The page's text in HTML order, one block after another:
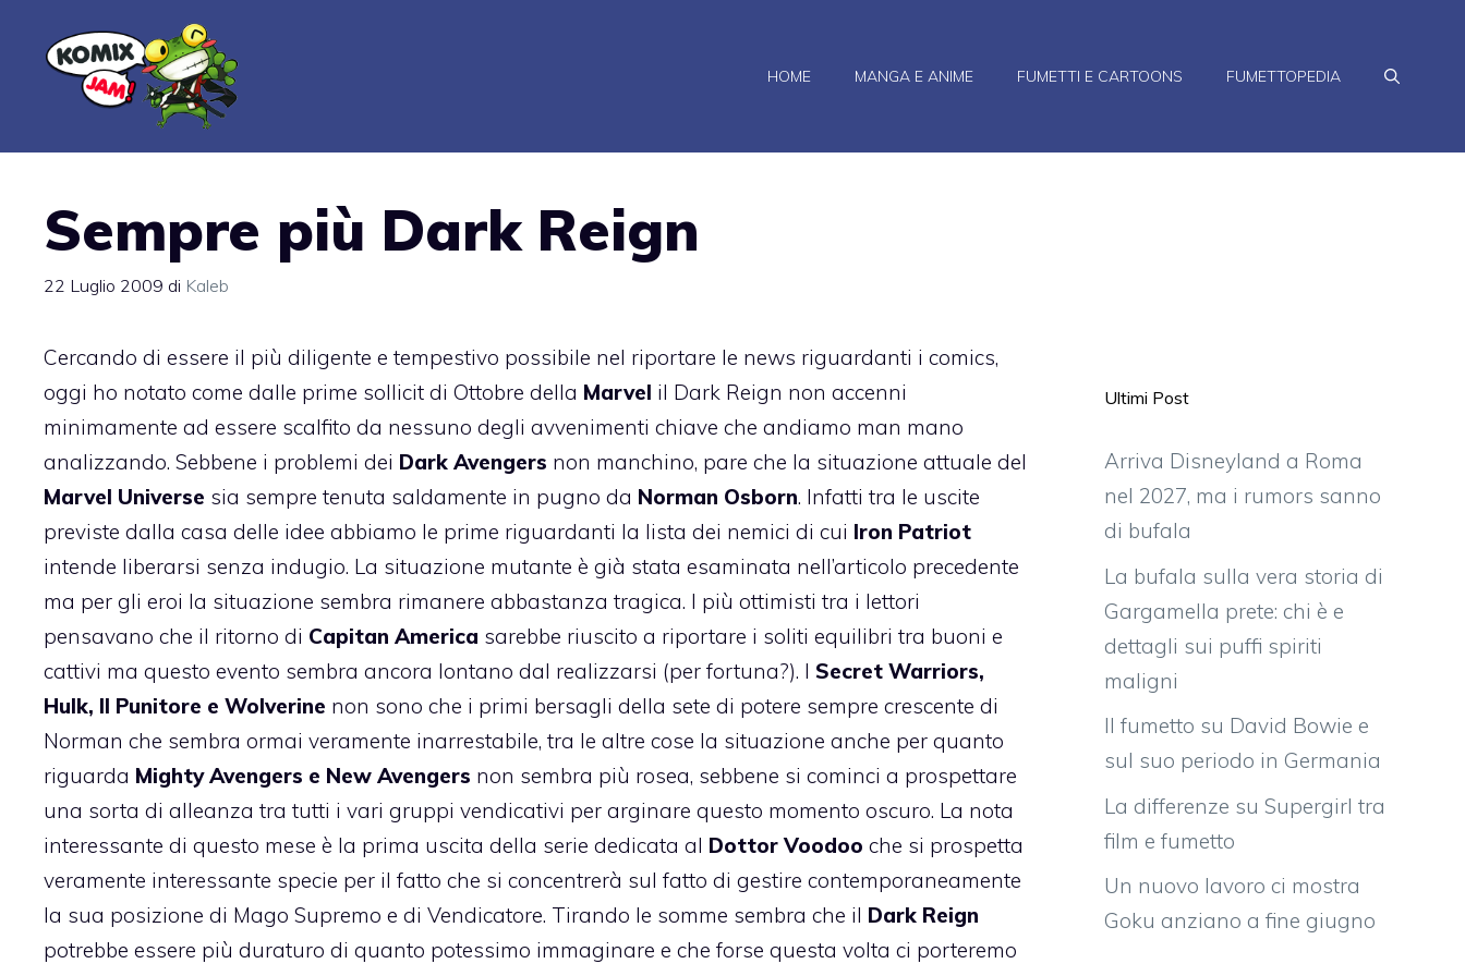
contenuto
HOME MANGA E ANIME FUMETTI E CARTOONS FUMETTOPEDIA
Sempre più Dark Reign
22 Luglio 2009 di Kaleb
Cercando di essere il più diligente e tempestivo possibile nel riportare le news riguardanti i comics,
oggi ho notato come dalle prime sollicit di Ottobre della Marvel il Dark Reign non accenni
minimamente ad essere scalfito da nessuno degli avvenimenti chiave che andiamo man mano
analizzando. Sebbene i problemi dei Dark Avengers non manchino, pare che la situazione attuale del
Marvel Universe sia sempre tenuta saldamente in pugno da Norman Osborn. Infatti tra le uscite
previste dalla casa delle idee abbiamo le prime riguardanti la lista dei nemici di cui Iron Patriot
intende liberarsi senza indugio. La situazione mutante è già stata esaminata nell’articolo precedente
ma per gli eroi la situazione sembra rimanere abbastanza tragica. I più ottimisti tra i lettori
pensavano che il ritorno di Capitan America sarebbe riuscito a riportare i soliti equilibri tra buoni e
cattivi ma questo evento sembra ancora lontano dal realizzarsi (per fortuna?). I Secret Warriors,
Hulk, Il Punitore e Wolverine non sono che i primi bersagli della sete di potere sempre crescente di
Norman che sembra ormai veramente inarrestabile, tra le altre cose la situazione anche per quanto
riguarda Mighty Avengers e New Avengers non sembra più rosea, sebbene si cominci a prospettare
una sorta di alleanza tra tutti i vari gruppi vendicativi per arginare questo momento oscuro. La nota
interessante di questo mese è la prima uscita della serie dedicata al Dottor Voodoo che si prospetta
veramente interessante specie per il fatto che si concentrerà sul fatto di gestire contemporaneamente
la sua posizione di Mago Supremo e di Vendicatore. Tirando le somme sembra che il Dark Reign
potrebbe essere più duraturo di quanto potessimo immaginare e che forse questa volta ci porteremo
Ultimi Post
Arriva Disneyland a Roma
nel 2027, ma i rumors sanno
di bufala
La bufala sulla vera storia di
Gargamella prete: chi è e
dettagli sui puffi spiriti
maligni
Il fumetto su David Bowie e
sul suo periodo in Germania
La differenze su Supergirl tra
film e fumetto
Un nuovo lavoro ci mostra
Goku anziano a fine giugno